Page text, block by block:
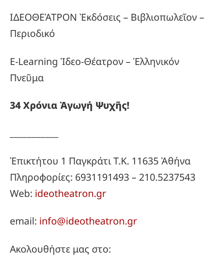
ΙΔΕΟΘΕΆΤΡΟΝ Ἐκδόσεις – Βιβλιοπωλεῖον –
Περιοδικό
E-Learning Ἰδεο-Θέατρον – Ἑλληνικόν
Πνεῦμα
34ΧρόνιαἈγωγή Ψυχῆς!
Ἐπικτήτου 1 Παγκράτι Τ.Κ. 11635 Ἀθήνα
Πληροφορίες: 6931191493 – 210.5237543
Web: ideotheatron.gr
email: info@ideotheatron.gr
Ακολουθήστε μας στο: